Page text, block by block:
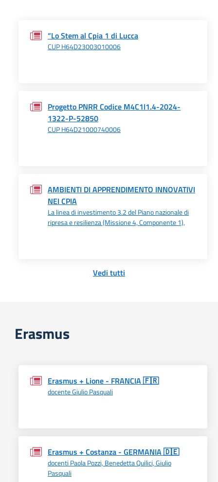
“Lo Stem al Cpia 1 di Lucca
CUP H64D23003010006
Progetto PNRR Codice M4C1I1.4-2024-
1322-P-52850
CUP H64D21000740006
AMBIENTI DI APPRENDIMENTO INNOVATIVI
NEI CPIA
La linea di investimento 3.2 del Piano nazionale di
ripresa e resilienza (Missione 4, Componente 1),
Vedi tutti
Erasmus
Erasmus + Lione - FRANCIA 🇫🇷
docente Giulio Pasquali
Erasmus + Costanza - GERMANIA 🇩🇪
docenti Paola Pozzi, Benedetta Quilici, Giulio
Pasquali